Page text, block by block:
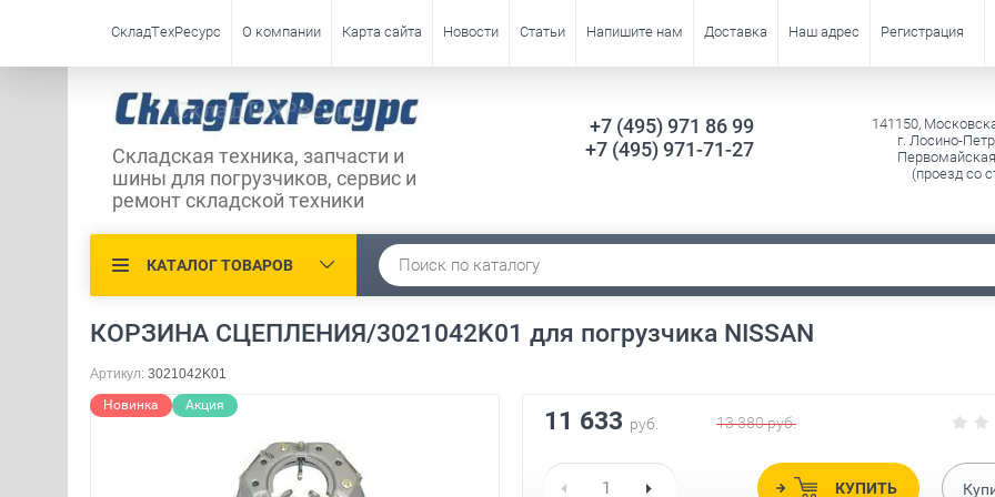
СкладТехРесурс О компании Карта сайта Новости Статьи Напишите нам Доставка Наш адрес Регистрация
Складская техника, запчасти и
шины для погрузчиков, сервис и
ремонт складской техники
+7 (495) 971 86 99
+7 (495) 971-71-27
141150,
г. Лосино-
(проезд со
КАТАЛОГ ТОВАРОВ
КОРЗИНА СЦЕПЛЕНИЯ/3021042K01 для погрузчика NISSAN
Артикул: 3021042K01
Новинка
Акция
13 380руб.
11 633 руб.
КУПИТЬ